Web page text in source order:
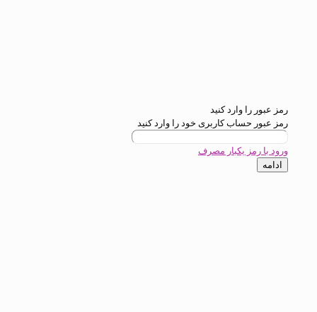
کنید
کاربری خود را وارد کنید
مصرف